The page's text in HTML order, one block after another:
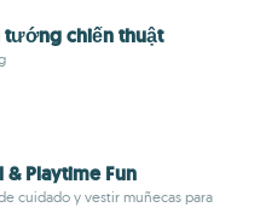
chiến thuật
& Playtime Fun
cuidado y vestir muñecas para